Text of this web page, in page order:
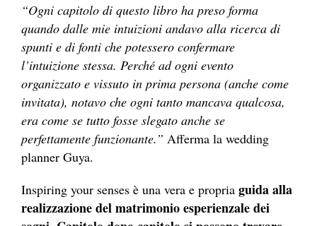
“Ogni capitolo di questo libro ha preso forma
quando dalle mie intuizioni andavo alla ricerca di
spunti e di fonti che potessero confermare
l’intuizione stessa. Perché ad ogni evento
organizzato e vissuto in prima persona (anche come
invitata), notavo che ogni tanto mancava qualcosa,
era come se tutto fosse slegato anche se
perfettamente funzionante.” Afferma la wedding
planner Guya.
Inspiring your senses è una vera e propria guida alla
realizzazione del matrimonio esperienzale dei